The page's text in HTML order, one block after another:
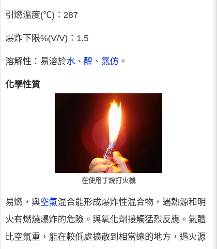
引燃溫度(℃)：287
爆炸下限%(V/V)：1.5
溶解性：易溶於水 、 醇 、 氯仿 。
化學性質
在使用丁烷打火機
易燃，與空氣混合能形成爆炸性混合物，遇熱源和明
火有燃燒爆炸的危險。與氧化劑接觸猛烈反應。氣體
比空氣重，能在較低處擴散到相當遠的地方，遇火源